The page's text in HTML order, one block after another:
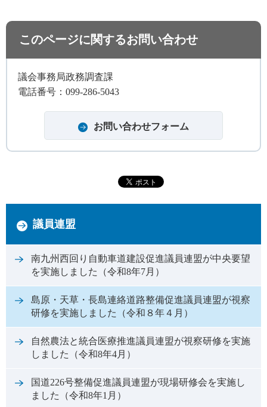
このページに関するお問い合わせ
議会事務局政務調査課
電話番号：099-286-5043
議員連盟
南九州西回り自動車道建設促進議員連盟が中央要望
を実施しました（令和8年7月）
島原・天草・長島連絡道路整備促進議員連盟が視察
研修を実施しました（令和８年４月）
自然農法と統合医療推進議員連盟が視察研修を実施
しました（令和8年4月）
国道226号整備促進議員連盟が現場研修会を実施し
ました（令和8年1月）